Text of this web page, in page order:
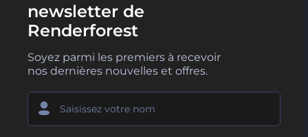
newsletter de
Renderforest
Soyez parmi les premiers à recevoir
nos dernières nouvelles et offres.